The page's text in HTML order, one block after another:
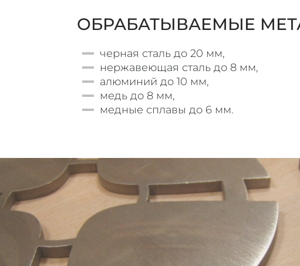
ОБРАБАТЫВАЕМЫЕ
черная сталь до 20 мм,
нержавеющая сталь до 8 мм,
алюминий до 10 мм,
медь до 8 мм,
медные сплавы до 6 мм.